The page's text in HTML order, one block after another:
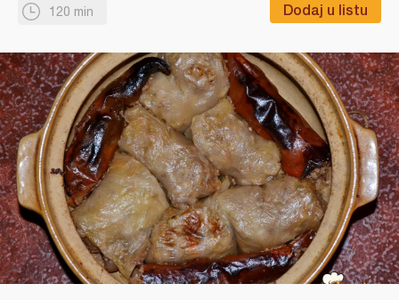
120 min Dodaj u listu